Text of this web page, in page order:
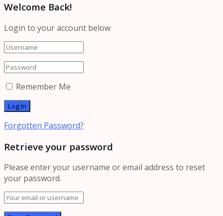
Welcome Back!
Login to your account below
Remember Me
Forgotten Password?
Retrieve your password
Please enter your username or email address to reset
your password.